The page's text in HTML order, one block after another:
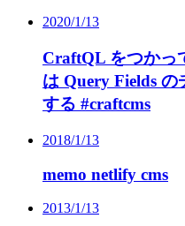
2020/1/13
CraftQL をつかっ
は Query Fields
する #craftcms
2018/1/13
memo netlify cms
2013/1/13